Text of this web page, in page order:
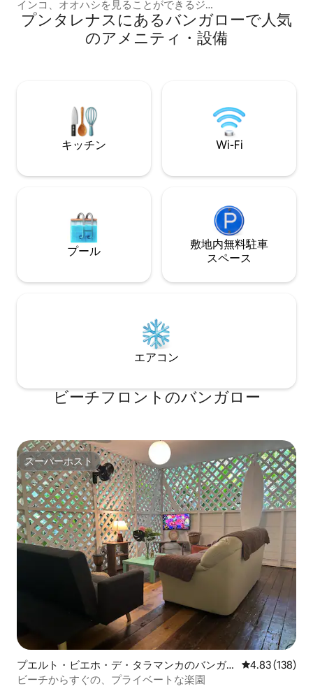
インコ、オオハシを見ることができるジ
ャングルに囲まれています。 -この最高の
ロケーションは、スーパーマーケット、
レストラン、ショップ、バス停、スパ/ヨ
設備の整ったキッチン、リビングルー
ム、屋内/屋外ダイニング、ハンモック、
ブギーボード、ヨガマット、洗濯機/乾燥
や特別な方のため
てを借りて、プラ
利便性を備えたグ
ッキ、熱帯庭園を
準備と食事に最適
います。
プンタレナスにあるバンガローで人気
のアメニティ・設備
キッチン Wi-Fi
プール
敷地内無料駐⁠車
ス⁠ペ⁠ー⁠ス
エアコン
ビーチフロントのバンガロー
スーパーホスト
スーパーホスト
プエルト・ビエホ・デ・タラマンカのバンガ
ロー
レビュー138
4.83 (138)
ビーチからすぐの、プライベートな楽園